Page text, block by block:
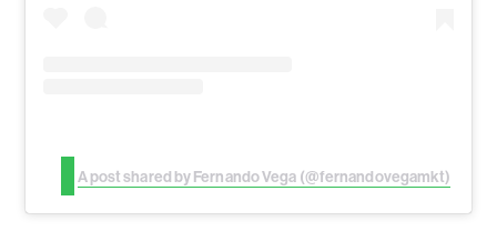
A post shared by Fernando Vega (@fernandovegamkt)